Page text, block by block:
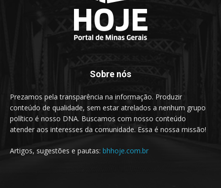
Sobre nós
Prezamos pela transparência na informação. Produzir
conteúdo de qualidade, sem estar atrelados a nenhum grupo
político é nosso DNA. Buscamos com nosso conteúdo
atender aos interesses da comunidade. Essa é nossa missão!
Artigos, sugestões e pautas: bhhoje.com.br